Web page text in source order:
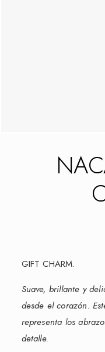
GIFT CHARM.
Suave, brillante y
desde el corazón.
representa los
detalle.